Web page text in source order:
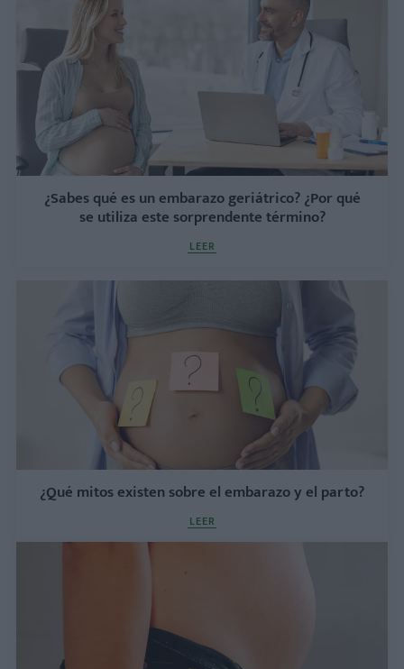
¿Sabes qué es un embarazo geriátrico? ¿Por qué
se utiliza este sorprendente término?
LEER
¿Qué mitos existen sobre el embarazo y el parto?
LEER